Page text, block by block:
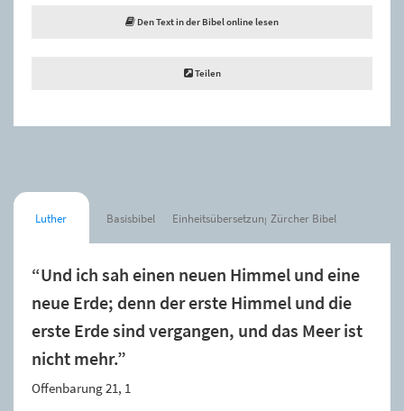
Den Text in der Bibel online lesen
Teilen
Luther Basisbibel Einheitsübersetzung Zürcher Bibel
“Und ich sah einen neuen Himmel und eine
neue Erde; denn der erste Himmel und die
erste Erde sind vergangen, und das Meer ist
nicht mehr.”
Offenbarung 21, 1